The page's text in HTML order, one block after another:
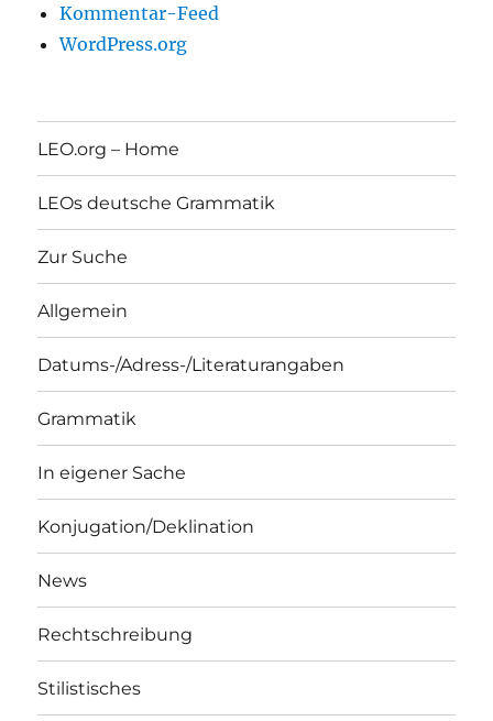
Kommentar-Feed
WordPress.org
LEO.org – Home
LEOs deutsche Grammatik
Zur Suche
Allgemein
Datums-/Adress-/Literaturangaben
Grammatik
In eigener Sache
Konjugation/Deklination
News
Rechtschreibung
Stilistisches